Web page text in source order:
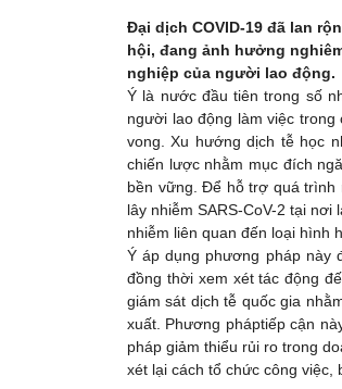
Đại dịch COVID-19 đã lan
hội, đang ảnh hưởng
nghiệp của người lao động.
Ý là nước đầu tiên trong số
người lao động làm việc
vong. Xu hướng dịch tễ học
chiến lược nhằm mục đích
bền vững. Để hỗ trợ quá trình
lây nhiễm SARS-CoV-2 tại
nhiễm liên quan đến loại hình
Ý áp dụng phương pháp này
đồng thời xem xét tác động
giám sát dịch tễ quốc gia
xuất. Phương pháptiếp cận
pháp giảm thiểu rủi ro trong
xét lại cách tổ chức công việc,